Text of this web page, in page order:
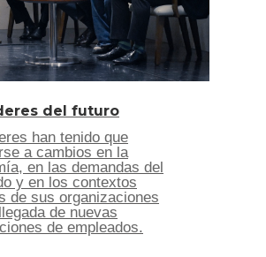
del futuro
han tenido que
a cambios en la
en las demandas del
y en los contextos
de sus organizaciones
de nuevas
de empleados.